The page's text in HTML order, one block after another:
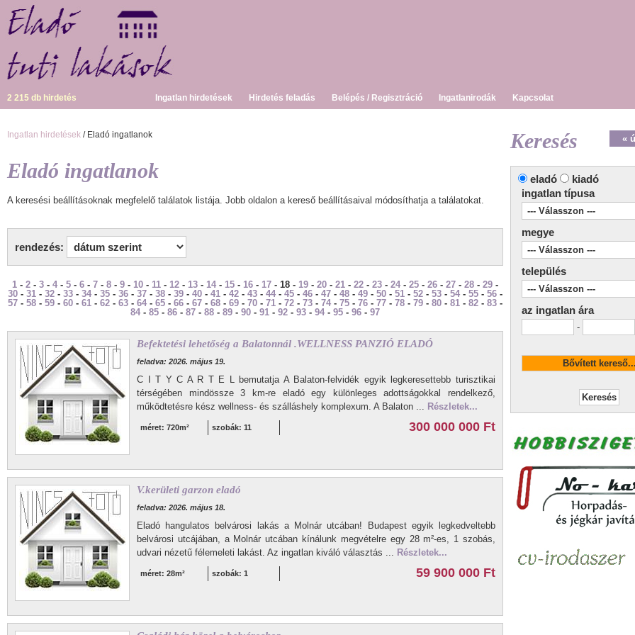
2 215 db hirdetés Ingatlan hirdetések Hirdetés feladás Belépés / Regisztráció Ingatlanirodák Kapcsolat
«
Keresés
eladó
kiadó
ingatlan típusa
megye
település
az ingatlan ára
-
Ingatlan hirdetések / Eladó ingatlanok
Eladó ingatlanok
A keresési beállításoknak megfelelő találatok listája. Jobb oldalon a kereső beállításaival módosíthatja a találatokat.
rendezés:
1 - 2 - 3 - 4 - 5 - 6 - 7 - 8 - 9 - 10 - 11 - 12 - 13 - 14 - 15 - 16 - 17 - 18 - 19 - 20 - 21 - 22 - 23 - 24 - 25 - 26 - 27 - 28 - 29 -
30 - 31 - 32 - 33 - 34 - 35 - 36 - 37 - 38 - 39 - 40 - 41 - 42 - 43 - 44 - 45 - 46 - 47 - 48 - 49 - 50 - 51 - 52 - 53 - 54 - 55 - 56 -
57 - 58 - 59 - 60 - 61 - 62 - 63 - 64 - 65 - 66 - 67 - 68 - 69 - 70 - 71 - 72 - 73 - 74 - 75 - 76 - 77 - 78 - 79 - 80 - 81 - 82 - 83 -
84 - 85 - 86 - 87 - 88 - 89 - 90 - 91 - 92 - 93 - 94 - 95 - 96 - 97
Befektetési lehetőség a Balatonnál .WELLNESS PANZIÓ ELADÓ
feladva: 2026. május 19.
C I T Y C A R T E L bemutatja A Balaton-felvidék egyik legkeresettebb turisztikai
térségében mindössze 3 km-re eladó egy különleges adottságokkal rendelkező,
működtetésre kész wellness- és szálláshely komplexum. A Balaton ... Részletek...
méret: 720m² szobák: 11 300 000 000 Ft
V.kerületi garzon eladó
feladva: 2026. május 18.
Eladó hangulatos belvárosi lakás a Molnár utcában! Budapest egyik legkedveltebb
belvárosi utcájában, a Molnár utcában kínálunk megvételre egy 28 m²-es, 1 szobás,
udvari nézetű félemeleti lakást. Az ingatlan kiváló választás ... Részletek...
méret: 28m² szobák: 1 59 900 000 Ft